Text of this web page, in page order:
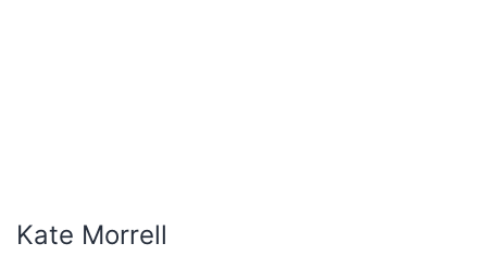
Liesbet Bussche